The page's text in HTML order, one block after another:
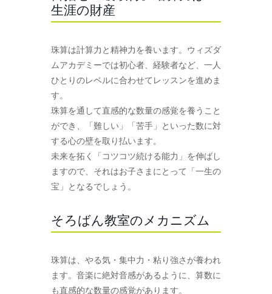
生涯の財産
珠算は計算力と精神力を養います。ウィズダ
ムアカデミーでは初心者、経験者など、一人
ひとりのレベルに合わせてレッスンを進めま
す。
珠算を通して直感的な数量の感覚を養うこと
ができ、「難しい」「苦手」といった数に対
する心の壁を取り払います。
未来を拓く「コツコツ続ける能力」を伸ばし
ますので、それはお子さまにとって「一生の
宝」となるでしょう。
そろばん教室のメカニズム
珠算は、やる気・集中力・粘り強さが養われ
ます。音楽に絶対音感があるように、算数に
も直感的な数量の感覚があります。